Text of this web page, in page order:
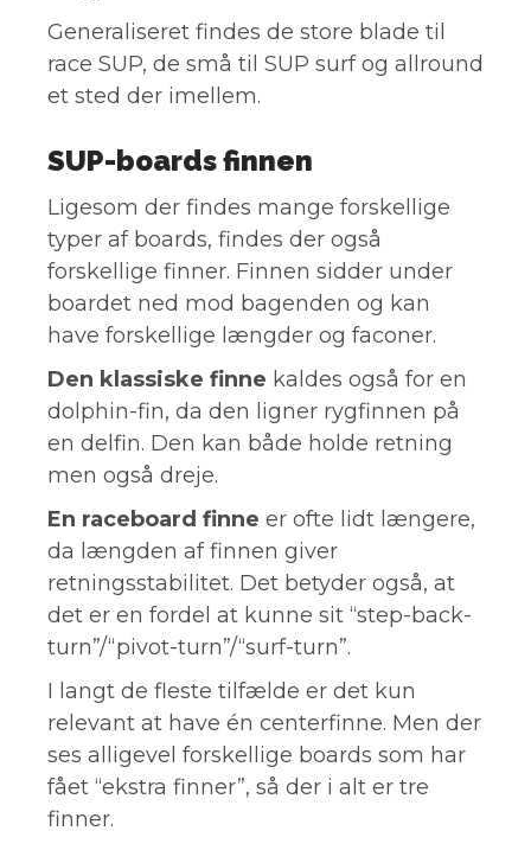
Generaliseret findes de store blade til
race SUP, de små til SUP surf og allround
et sted der imellem.
SUP-boards finnen
Ligesom der findes mange forskellige
typer af boards, findes der også
forskellige finner. Finnen sidder under
boardet ned mod bagenden og kan
have forskellige længder og faconer.
Den klassiske finne kaldes også for en
dolphin-fin, da den ligner rygfinnen på
en delfin. Den kan både holde retning
men også dreje.
En raceboard finne er ofte lidt længere,
da længden af finnen giver
retningsstabilitet. Det betyder også, at
det er en fordel at kunne sit “step-back-
turn”/“pivot-turn”/“surf-turn”.
I langt de fleste tilfælde er det kun
relevant at have én centerfinne. Men der
ses alligevel forskellige boards som har
fået “ekstra finner”, så der i alt er tre
finner.